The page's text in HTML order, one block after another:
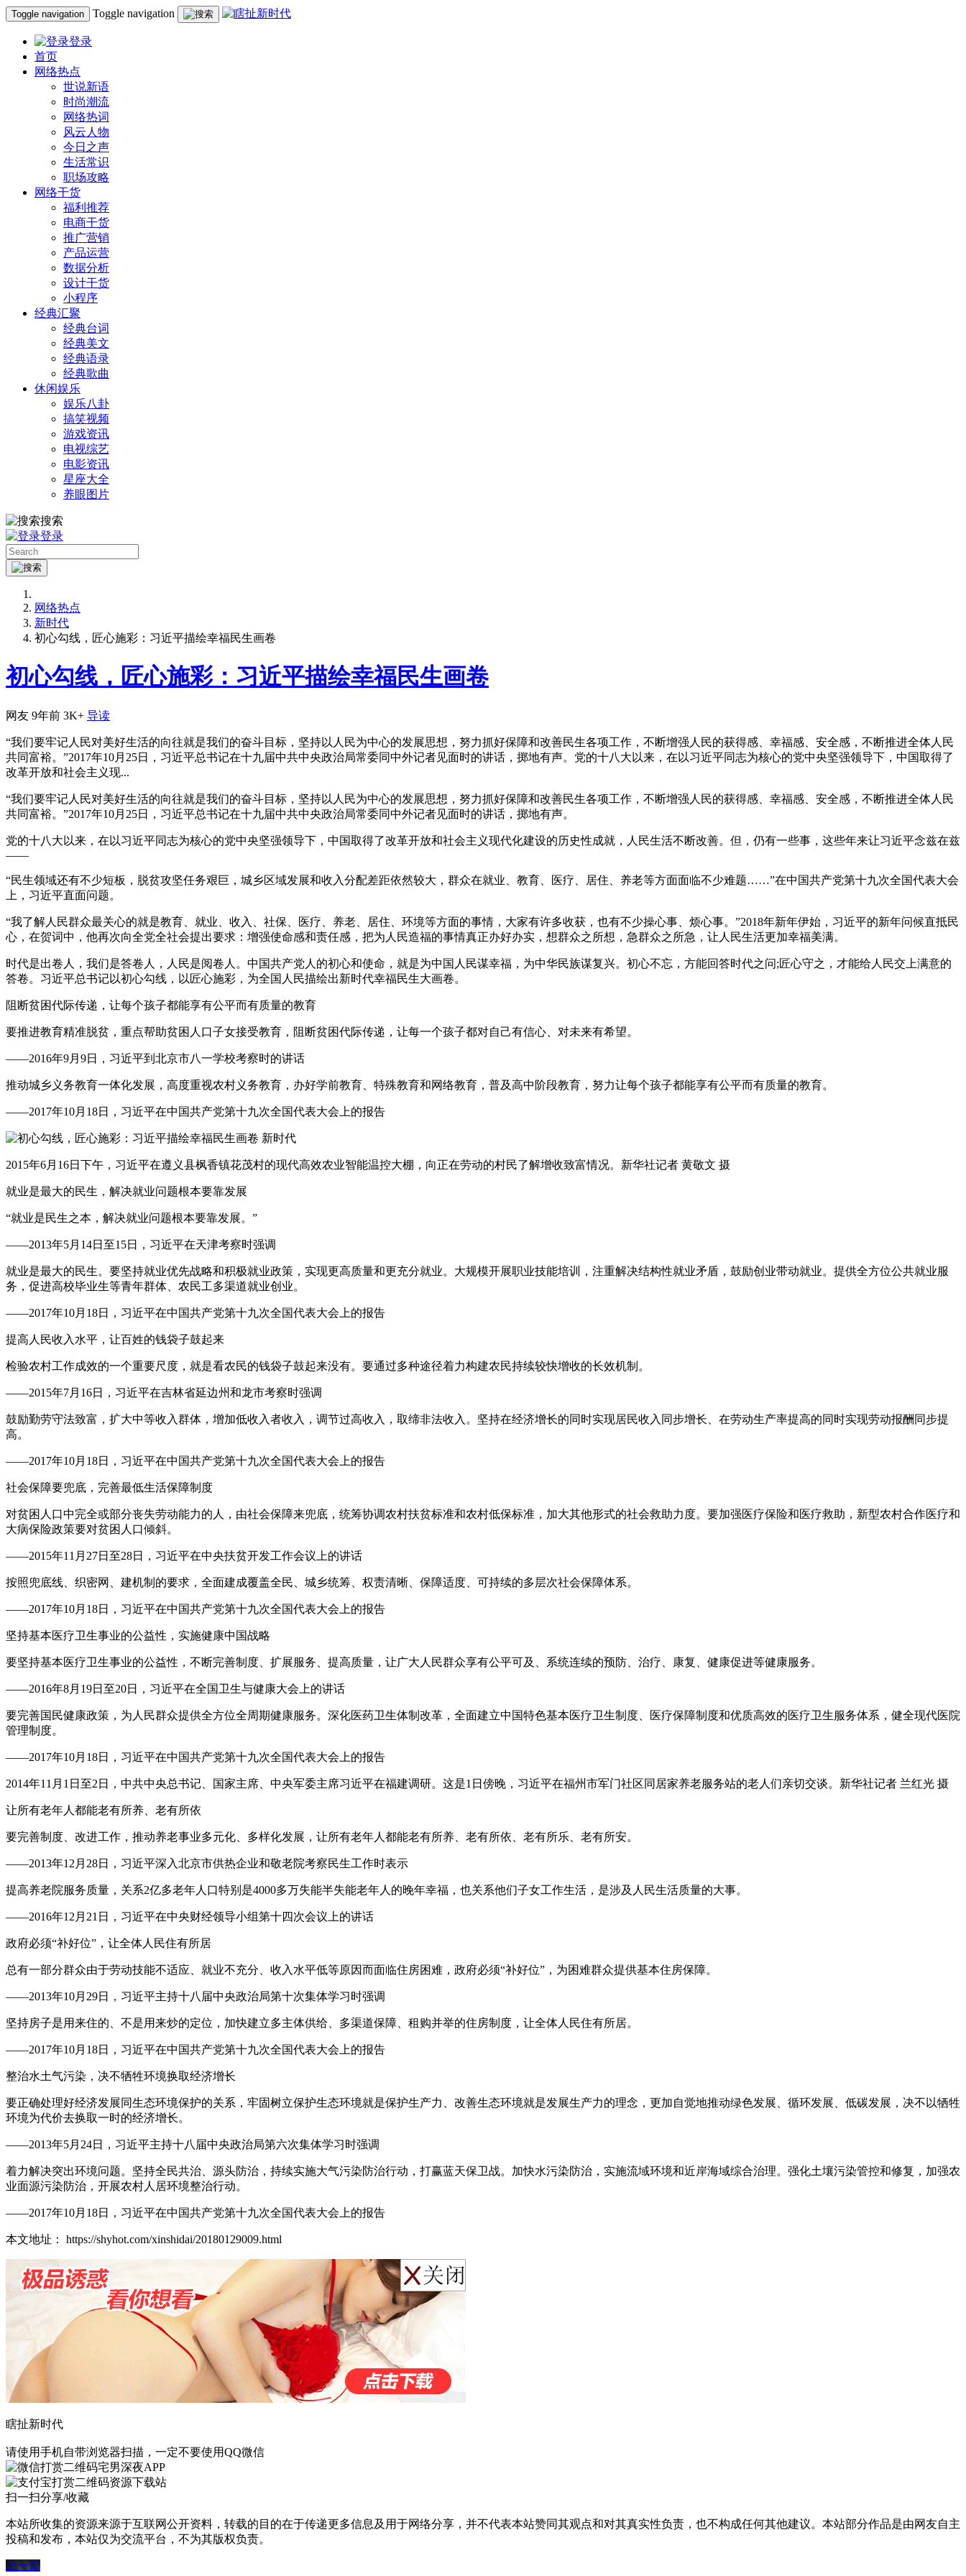
Toggle navigation Toggle navigation
登录
首页
网络热点
世说新语
时尚潮流
网络热词
风云人物
今日之声
生活常识
职场攻略
网络干货
福利推荐
电商干货
推广营销
产品运营
数据分析
设计干货
小程序
经典汇聚
经典台词
经典美文
经典语录
经典歌曲
休闲娱乐
娱乐八卦
搞笑视频
游戏资讯
电视综艺
电影资讯
星座大全
养眼图片
搜索
登录
网络热点
新时代
初心勾线，匠心施彩：习近平描绘幸福民生画卷
初心勾线，匠心施彩：习近平描绘幸福民生画卷
网友 9年前 3K+ 导读
“我们要牢记人民对美好生活的向往就是我们的奋斗目标，坚持以人民为中心的发展思想，努力抓好保障和改善民生各项工作，不断增强人民的获得感、幸福感、安全感，不断推进全体人民
共同富裕。”2017年10月25日，习近平总书记在十九届中共中央政治局常委同中外记者见面时的讲话，掷地有声。党的十八大以来，在以习近平同志为核心的党中央坚强领导下，中国取得了
改革开放和社会主义现...
“我们要牢记人民对美好生活的向往就是我们的奋斗目标，坚持以人民为中心的发展思想，努力抓好保障和改善民生各项工作，不断增强人民的获得感、幸福感、安全感，不断推进全体人民
共同富裕。”2017年10月25日，习近平总书记在十九届中共中央政治局常委同中外记者见面时的讲话，掷地有声。
党的十八大以来，在以习近平同志为核心的党中央坚强领导下，中国取得了改革开放和社会主义现代化建设的历史性成就，人民生活不断改善。但，仍有一些事，这些年来让习近平念兹在兹
——
“民生领域还有不少短板，脱贫攻坚任务艰巨，城乡区域发展和收入分配差距依然较大，群众在就业、教育、医疗、居住、养老等方面面临不少难题……”在中国共产党第十九次全国代表大会
上，习近平直面问题。
“我了解人民群众最关心的就是教育、就业、收入、社保、医疗、养老、居住、环境等方面的事情，大家有许多收获，也有不少操心事、烦心事。”2018年新年伊始，习近平的新年问候直抵民
心，在贺词中，他再次向全党全社会提出要求：增强使命感和责任感，把为人民造福的事情真正办好办实，想群众之所想，急群众之所急，让人民生活更加幸福美满。
时代是出卷人，我们是答卷人，人民是阅卷人。中国共产党人的初心和使命，就是为中国人民谋幸福，为中华民族谋复兴。初心不忘，方能回答时代之问;匠心守之，才能给人民交上满意的
答卷。习近平总书记以初心勾线，以匠心施彩，为全国人民描绘出新时代幸福民生大画卷。
阻断贫困代际传递，让每个孩子都能享有公平而有质量的教育
要推进教育精准脱贫，重点帮助贫困人口子女接受教育，阻断贫困代际传递，让每一个孩子都对自己有信心、对未来有希望。
——2016年9月9日，习近平到北京市八一学校考察时的讲话
推动城乡义务教育一体化发展，高度重视农村义务教育，办好学前教育、特殊教育和网络教育，普及高中阶段教育，努力让每个孩子都能享有公平而有质量的教育。
——2017年10月18日，习近平在中国共产党第十九次全国代表大会上的报告
2015年6月16日下午，习近平在遵义县枫香镇花茂村的现代高效农业智能温控大棚，向正在劳动的村民了解增收致富情况。新华社记者 黄敬文 摄
就业是最大的民生，解决就业问题根本要靠发展
“就业是民生之本，解决就业问题根本要靠发展。”
——2013年5月14日至15日，习近平在天津考察时强调
就业是最大的民生。要坚持就业优先战略和积极就业政策，实现更高质量和更充分就业。大规模开展职业技能培训，注重解决结构性就业矛盾，鼓励创业带动就业。提供全方位公共就业服
务，促进高校毕业生等青年群体、农民工多渠道就业创业。
——2017年10月18日，习近平在中国共产党第十九次全国代表大会上的报告
提高人民收入水平，让百姓的钱袋子鼓起来
检验农村工作成效的一个重要尺度，就是看农民的钱袋子鼓起来没有。要通过多种途径着力构建农民持续较快增收的长效机制。
——2015年7月16日，习近平在吉林省延边州和龙市考察时强调
鼓励勤劳守法致富，扩大中等收入群体，增加低收入者收入，调节过高收入，取缔非法收入。坚持在经济增长的同时实现居民收入同步增长、在劳动生产率提高的同时实现劳动报酬同步提
高。
——2017年10月18日，习近平在中国共产党第十九次全国代表大会上的报告
社会保障要兜底，完善最低生活保障制度
对贫困人口中完全或部分丧失劳动能力的人，由社会保障来兜底，统筹协调农村扶贫标准和农村低保标准，加大其他形式的社会救助力度。要加强医疗保险和医疗救助，新型农村合作医疗和
大病保险政策要对贫困人口倾斜。
——2015年11月27日至28日，习近平在中央扶贫开发工作会议上的讲话
按照兜底线、织密网、建机制的要求，全面建成覆盖全民、城乡统筹、权责清晰、保障适度、可持续的多层次社会保障体系。
——2017年10月18日，习近平在中国共产党第十九次全国代表大会上的报告
坚持基本医疗卫生事业的公益性，实施健康中国战略
要坚持基本医疗卫生事业的公益性，不断完善制度、扩展服务、提高质量，让广大人民群众享有公平可及、系统连续的预防、治疗、康复、健康促进等健康服务。
——2016年8月19日至20日，习近平在全国卫生与健康大会上的讲话
要完善国民健康政策，为人民群众提供全方位全周期健康服务。深化医药卫生体制改革，全面建立中国特色基本医疗卫生制度、医疗保障制度和优质高效的医疗卫生服务体系，健全现代医院
管理制度。
——2017年10月18日，习近平在中国共产党第十九次全国代表大会上的报告
2014年11月1日至2日，中共中央总书记、国家主席、中央军委主席习近平在福建调研。这是1日傍晚，习近平在福州市军门社区同居家养老服务站的老人们亲切交谈。新华社记者 兰红光 摄
让所有老年人都能老有所养、老有所依
要完善制度、改进工作，推动养老事业多元化、多样化发展，让所有老年人都能老有所养、老有所依、老有所乐、老有所安。
——2013年12月28日，习近平深入北京市供热企业和敬老院考察民生工作时表示
提高养老院服务质量，关系2亿多老年人口特别是4000多万失能半失能老年人的晚年幸福，也关系他们子女工作生活，是涉及人民生活质量的大事。
——2016年12月21日，习近平在中央财经领导小组第十四次会议上的讲话
政府必须“补好位”，让全体人民住有所居
总有一部分群众由于劳动技能不适应、就业不充分、收入水平低等原因而面临住房困难，政府必须“补好位”，为困难群众提供基本住房保障。
——2013年10月29日，习近平主持十八届中央政治局第十次集体学习时强调
坚持房子是用来住的、不是用来炒的定位，加快建立多主体供给、多渠道保障、租购并举的住房制度，让全体人民住有所居。
——2017年10月18日，习近平在中国共产党第十九次全国代表大会上的报告
整治水土气污染，决不牺牲环境换取经济增长
要正确处理好经济发展同生态环境保护的关系，牢固树立保护生态环境就是保护生产力、改善生态环境就是发展生产力的理念，更加自觉地推动绿色发展、循环发展、低碳发展，决不以牺牲
环境为代价去换取一时的经济增长。
——2013年5月24日，习近平主持十八届中央政治局第六次集体学习时强调
着力解决突出环境问题。坚持全民共治、源头防治，持续实施大气污染防治行动，打赢蓝天保卫战。加快水污染防治，实施流域环境和近岸海域综合治理。强化土壤污染管控和修复，加强农
业面源污染防治，开展农村人居环境整治行动。
——2017年10月18日，习近平在中国共产党第十九次全国代表大会上的报告
本文地址： https://shyhot.com/xinshidai/20180129009.html
瞎扯新时代
请使用手机自带浏览器扫描，一定不要使用QQ微信
宅男深夜APP
资源下载站
扫一扫分享/收藏
本站所收集的资源来源于互联网公开资料，转载的目的在于传递更多信息及用于网络分享，并不代表本站赞同其观点和对其真实性负责，也不构成任何其他建议。本站部分作品是由网友自主
投稿和发布，本站仅为交流平台，不为其版权负责。
上一篇